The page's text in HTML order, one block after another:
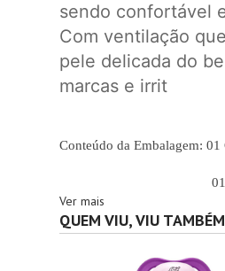
sendo confortável
Com ventilação
pele delicada do
marcas e irrit
Conteúdo da Embalagem: 01
01
Ver mais
QUEM VIU, VIU TAMBÉM